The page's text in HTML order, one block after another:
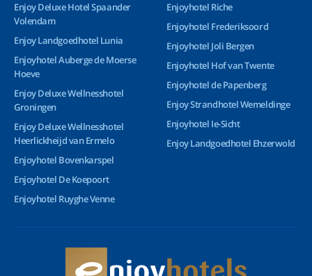
Enjoy Deluxe Hotel Spaander
Volendam
Enjoy Landgoedhotel Lunia
Enjoyhotel Auberge de Moerse
Hoeve
Enjoy Deluxe Wellnesshotel
Groningen
Enjoy Deluxe Wellnesshotel
Heerlickheijd van Ermelo
Enjoyhotel Bovenkarspel
Enjoyhotel De Koepoort
Enjoyhotel Ruyghe Venne
Enjoyhotel Riche
Enjoyhotel Frederiksoord
Enjoyhotel Joli Bergen
Enjoyhotel Hof van Twente
Enjoyhotel de Papenberg
Enjoy Strandhotel Wemeldinge
Enjoyhotel Ie-Sicht
Enjoy Landgoedhotel Ehzerwold